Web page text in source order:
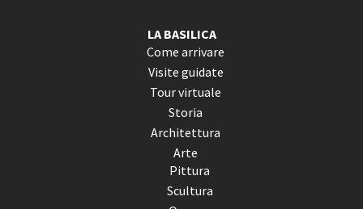
LA BASILICA
Come arrivare
Visite guidate
Tour virtuale
Storia
Architettura
Arte
Pittura
Scultura